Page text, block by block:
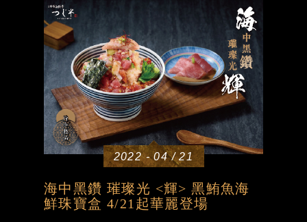
2022 - 04 / 21
海中黑鑽 璀璨光 <輝> 黑鮪魚海
鮮珠寶盒 4/21起華麗登場